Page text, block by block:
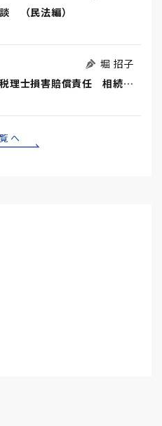
（民法編）
堀 招子
税目別解説 判例から学ぶ税理士損害賠償責任 相続税編
へ